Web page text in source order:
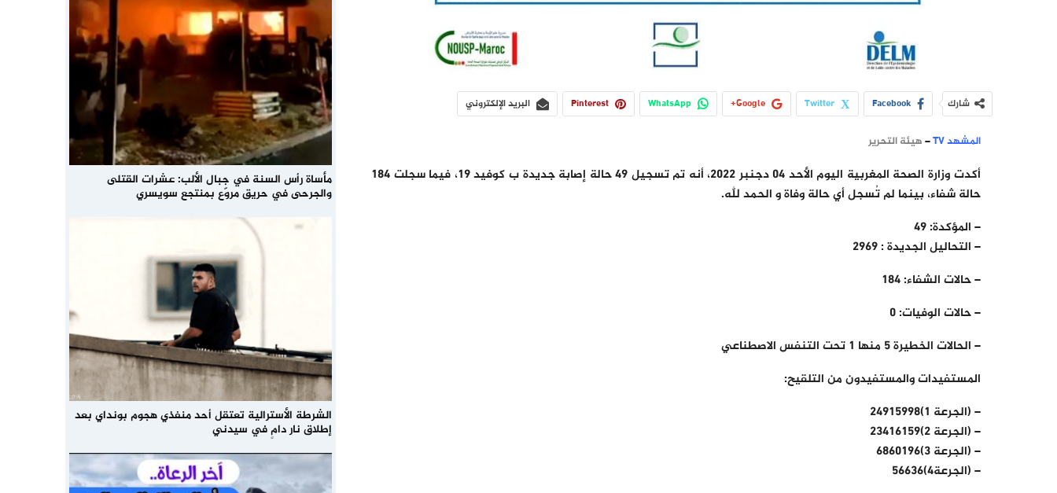
شارك Facebook
Twitter
Google+
WhatsApp
Pinterest البريد الإلكتروني
المشهد TV –هيئة التحرير
أكدت وزارة الصحة المغربية اليوم الأحد 04 دجنبر 2022، أنه تم تسجيل 49 حالة إصابة جديدة ب كوفيد 19، فيما سجلت 184
حالة شفاء، بينما لم تُسجل أي حالة وفاة و الحمد لله.
– المؤكدة: 49
– التحاليل الجديدة : 2969
– حالات الشفاء: 184
– حالات الوفيات: 0
– الحالات الخطيرة 5 منها 1 تحت التنفس الاصطناعي
المستفيدات والمستفيدون من التلقيح:
– (الجرعة 1)24915998
– (الجرعة 2)23416159
– (الجرعة 3)6860196
– (الجرعة4)56636
مأساة رأس السنة في جبال الألب: عشرات القتلى
والجرحى في حريق مروّع بمنتجع سويسري
الشرطة الأسترالية تعتقل أحد منفذي هجوم بونداي بعد
إطلاق نار دامٍ في سيدني